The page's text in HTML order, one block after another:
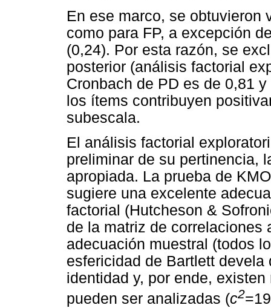
En ese marco, se obtuvieron
como para FP, a excepción
(0,24). Por esta razón, se
posterior (análisis factorial
Cronbach de PD es de 0,81
los ítems contribuyen
subescala.
El análisis factorial
preliminar de su pertinencia,
apropiada. La prueba de
sugiere una excelente
factorial (Hutcheson &
de la matriz de correlaciones
adecuación muestral (todos
esfericidad de Bartlett
identidad y, por ende,
pueden ser analizadas (c2